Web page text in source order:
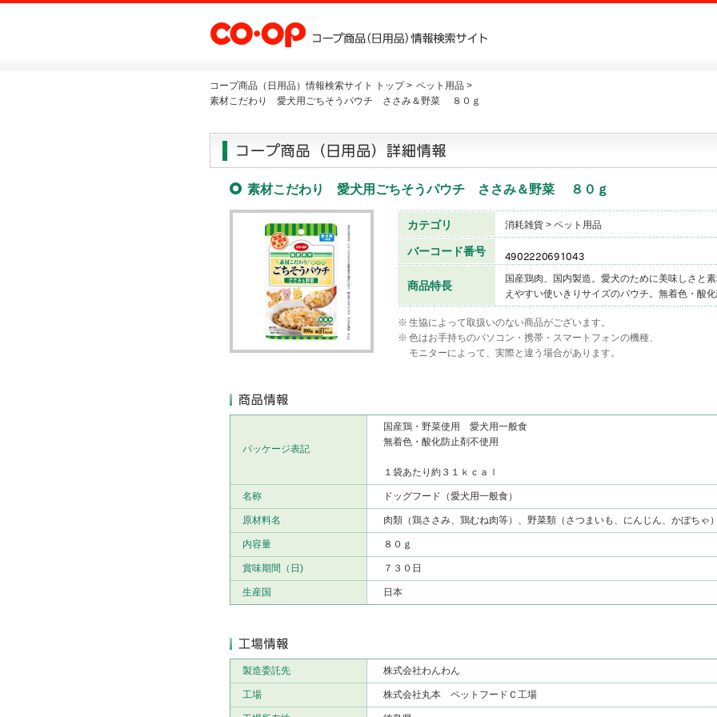
コープ商品（日用品）情報検索サイト トップ > ペット用品 >
素材こだわり 愛犬用ごちそうパウチ ささみ＆野菜 ８０ｇ
素材こだわり 愛犬用ごちそうパウチ ささみ＆野菜 ８０ｇ
カテゴリ 消耗雑貨 > ペット用品
バーコード番号
商品特長
国産鶏肉、国内製造。愛犬のために美味しさと
えやすい使いきりサイズのパウチ。無着色・酸化
※ 生協によって取扱いのない商品がございます。
※ 色はお手持ちのパソコン・携帯・スマートフォンの機種、
モニターによって、実際と違う場合があります。
パッケージ表記
国産鶏・野菜使用 愛犬用一般食
無着色・酸化防止剤不使用
１袋あたり約３１ｋｃａｌ
名称 ドッグフード（愛犬用一般食）
原材料名 肉類（鶏ささみ、鶏むね肉等）、野菜類（さつまいも、にんじん、かぼちゃ
内容量 ８０ｇ
賞味期間（日) ７３０日
生産国 日本
製造委託先 株式会社わんわん
工場 株式会社丸本 ペットフードＣ工場